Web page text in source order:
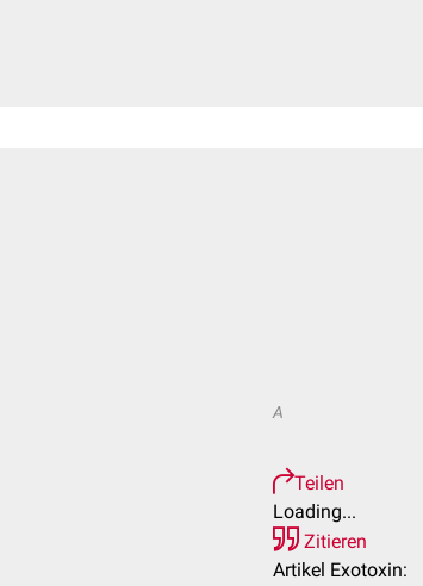
A
Teilen
Loading...
Zitieren
Artikel Exotoxin: